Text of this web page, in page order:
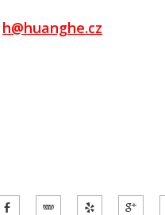
h@huanghe.cz